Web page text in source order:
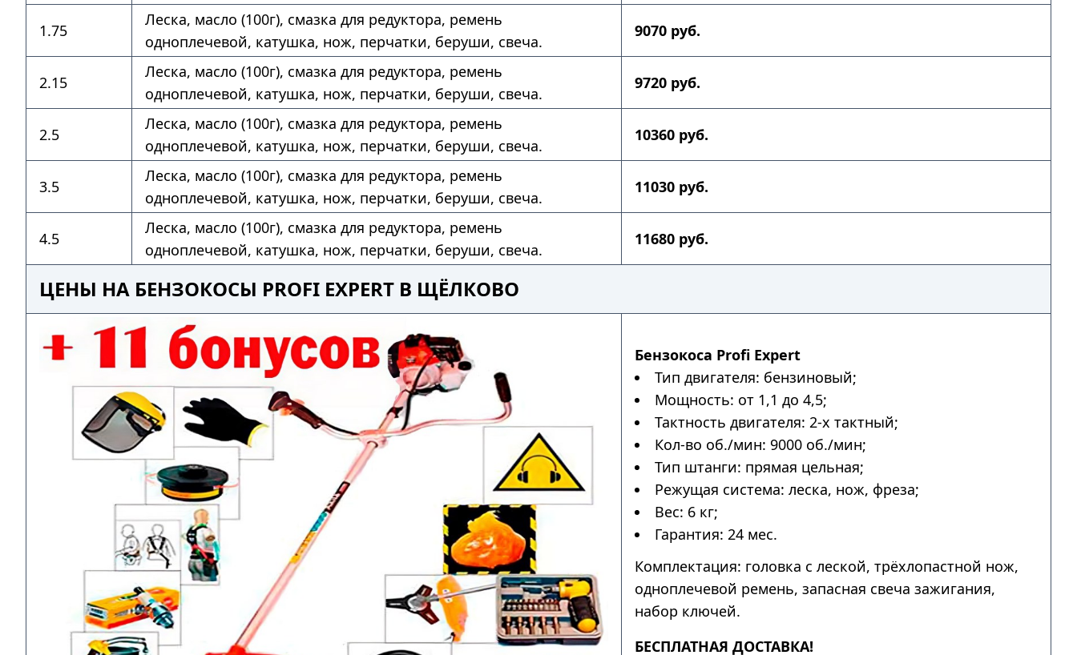
1.75
Леска, масло (100г), смазка для редуктора, ремень
одноплечевой, катушка, нож, перчатки, беруши, свеча.
9070 руб.
2.15
Леска, масло (100г), смазка для редуктора, ремень
одноплечевой, катушка, нож, перчатки, беруши, свеча.
9720 руб.
2.5
Леска, масло (100г), смазка для редуктора, ремень
одноплечевой, катушка, нож, перчатки, беруши, свеча.
10360 руб.
3.5
Леска, масло (100г), смазка для редуктора, ремень
одноплечевой, катушка, нож, перчатки, беруши, свеча.
11030 руб.
4.5
Леска, масло (100г), смазка для редуктора, ремень
одноплечевой, катушка, нож, перчатки, беруши, свеча.
11680 руб.
ЦЕНЫ НА БЕНЗОКОСЫ PROFI EXPERT В ЩЁЛКОВО
Бензокоса Profi Expert
Тип двигателя: бензиновый;
Мощность: от 1,1 до 4,5;
Тактность двигателя: 2-х тактный;
Кол-во об./мин: 9000 об./мин;
Тип штанги: прямая цельная;
Режущая система: леска, нож, фреза;
Вес: 6 кг;
Гарантия: 24 мес.
Комплектация: головка с леской, трёхлопастной нож,
одноплечевой ремень, запасная свеча зажигания,
набор ключей.
БЕСПЛАТНАЯ ДОСТАВКА!